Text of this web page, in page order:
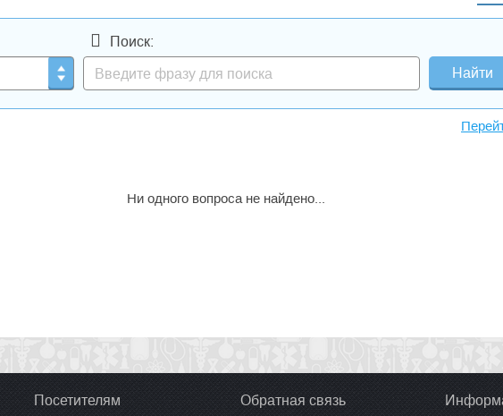
Поиск:
Ни одного вопроса не найдено...
Посетителям Обратная связь